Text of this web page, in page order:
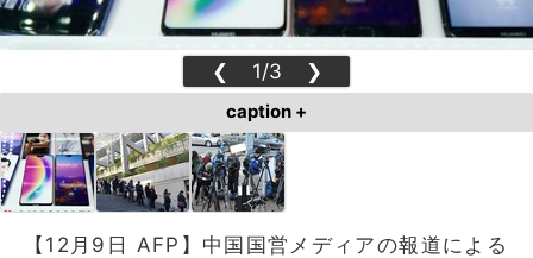
❮ 1/3 ❯
caption +
【12月9日 AFP】中国国営メディアの報道による